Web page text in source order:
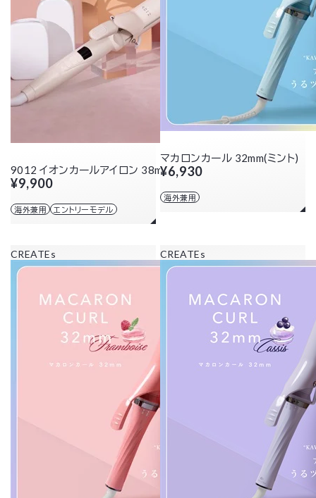
9012 イオンカールアイロン 38mm
¥9,900
海外兼用 エントリーモデル
マカロンカール 32mm(ミント)
¥6,930
海外兼用
CREATEs CREATEs